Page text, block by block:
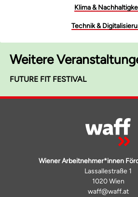
Klima &
Technik &
Weitere
FUTURE FIT FESTIVAL
Wiener Arbeitnehmer*innen
Lassallestraße 1
1020 Wien
waff@waff.at